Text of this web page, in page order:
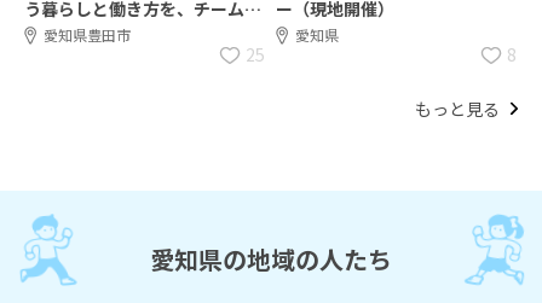
う暮らしと働き方を、チーム豊
田と一緒に探しましょう！
愛知県豊田市
25
ー（現地開催）
愛知県
8
もっと見る
愛知県の地域の人たち